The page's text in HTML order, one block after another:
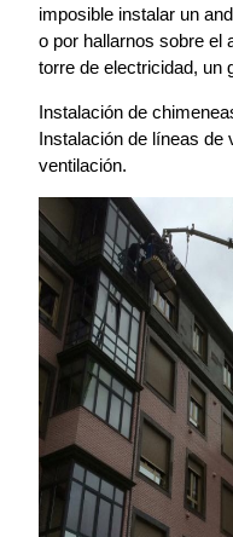
imposible instalar un
o por hallarnos sobre el
torre de electricidad, un
Instalación de
Instalación de líneas de
ventilación.